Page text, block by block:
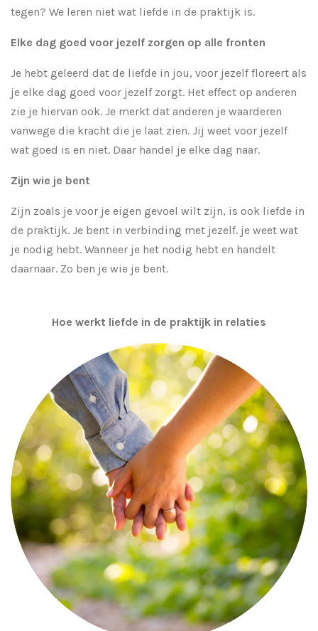
tegen? We leren niet wat liefde in de praktijk is.
Elke dag goed voor jezelf zorgen op alle fronten
Je hebt geleerd dat de liefde in jou, voor jezelf floreert als
je elke dag goed voor jezelf zorgt. Het effect op anderen
zie je hiervan ook. Je merkt dat anderen je waarderen
vanwege die kracht die je laat zien. Jij weet voor jezelf
wat goed is en niet. Daar handel je elke dag naar.
Zijn wie je bent
Zijn zoals je voor je eigen gevoel wilt zijn, is ook liefde in
de praktijk. Je bent in verbinding met jezelf. je weet wat
je nodig hebt. Wanneer je het nodig hebt en handelt
daarnaar. Zo ben je wie je bent.
Hoe werkt liefde in de praktijk in relaties